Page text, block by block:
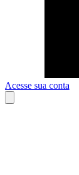
Acesse sua conta